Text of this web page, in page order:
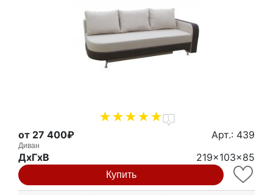
1
от 27 400₽ Арт.: 439
Диван
ДxГxВ 219x103x85
Купить